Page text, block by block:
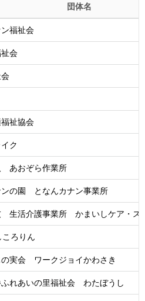
団体名
福祉会
会
祉協会
ク
あおぞら作業所
の園 となんカナン事業所
活介護事業所 かまいしケア・ス
ろりん
実会 ワークジョイかわさき
れあいの里福祉会 わたぼうし